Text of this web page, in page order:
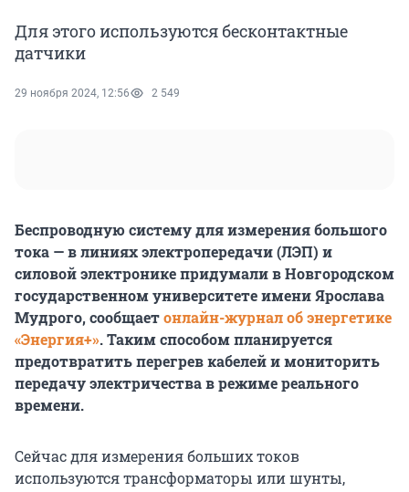
Для этого используются бесконтактные
датчики
29 ноября 2024, 12:56 2 549
Беспроводную систему для измерения большого
тока — в линиях электропередачи (ЛЭП) и
силовой электронике придумали в Новгородском
государственном университете имени Ярослава
Мудрого, сообщаетонлайн-журнал об энергетике
«Энергия+». Таким способом планируется
предотвратить перегрев кабелей и мониторить
передачу электричества в режиме реального
времени.
Сейчас для измерения больших токов
используются трансформаторы или шунты,